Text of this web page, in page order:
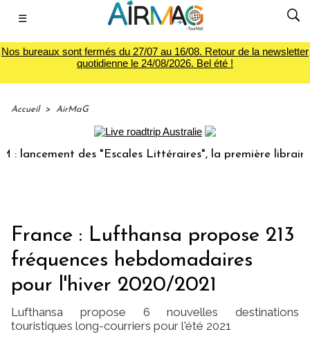
☰
Nos bureaux sont fermés du 27/07 au 16/08. Retour de la newsletter
quotidienne le 24/08/2026. Bel été !
Accueil > AirMaG
des "Escales Littéraires", la première librairie du
France : Lufthansa propose 213
fréquences hebdomadaires
pour l'hiver 2020/2021
Lufthansa propose 6 nouvelles destinations
touristiques long-courriers pour l'été 2021